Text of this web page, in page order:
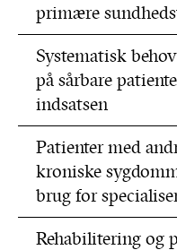
primære
Systematisk
på sårbare
indsatsen
Patienter med
kroniske
brug for
Rehabilitering og